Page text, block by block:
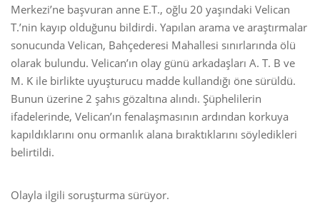
Merkezi’ne başvuran anne E.T., oğlu 20 yaşındaki Velican
T.’nin kayıp olduğunu bildirdi. Yapılan arama ve araştırmalar
sonucunda Velican, Bahçederesi Mahallesi sınırlarında ölü
olarak bulundu. Velican’ın olay günü arkadaşları A. T. B ve
M. K ile birlikte uyuşturucu madde kullandığı öne sürüldü.
Bunun üzerine 2 şahıs gözaltına alındı. Şüphelilerin
ifadelerinde, Velican’ın fenalaşmasının ardından korkuya
kapıldıklarını onu ormanlık alana bıraktıklarını söyledikleri
belirtildi.
Olayla ilgili soruşturma sürüyor.